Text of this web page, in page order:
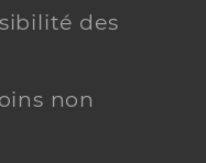
des
non